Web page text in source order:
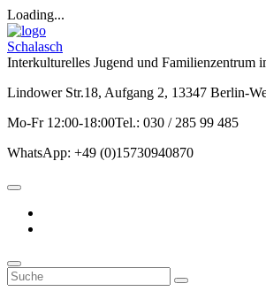
Loading...
Schalasch
Interkulturelles Jugend und Familienzentrum
Lindower Str.18, Aufgang 2, 13347 Berlin-
Mo-Fr 12:00-18:00Tel.: 030 / 285 99 485
WhatsApp: +49 (0)15730940870